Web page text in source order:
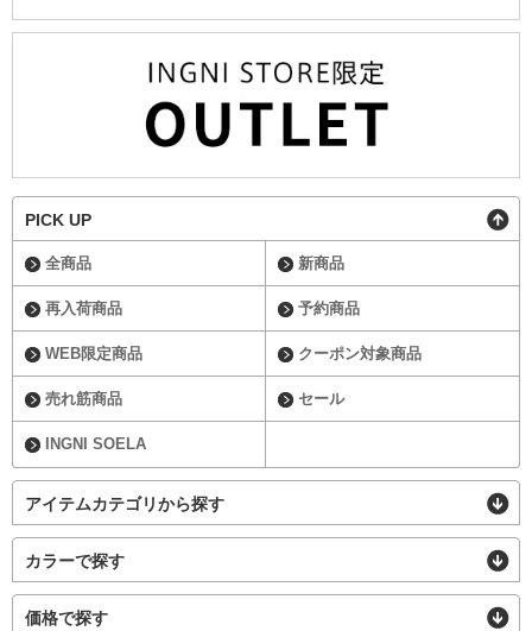
PICK UP
全商品 新商品
再入荷商品 予約商品
WEB限定商品 クーポン対象商品
売れ筋商品 セール
INGNI SOELA
アイテムカテゴリから探す
カラーで探す
価格で探す